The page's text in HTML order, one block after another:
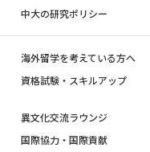
中大の研究ポリシー
海外留学を考えている方へ
資格試験・スキルアップ
異文化交流ラウンジ
国際協力・国際貢献